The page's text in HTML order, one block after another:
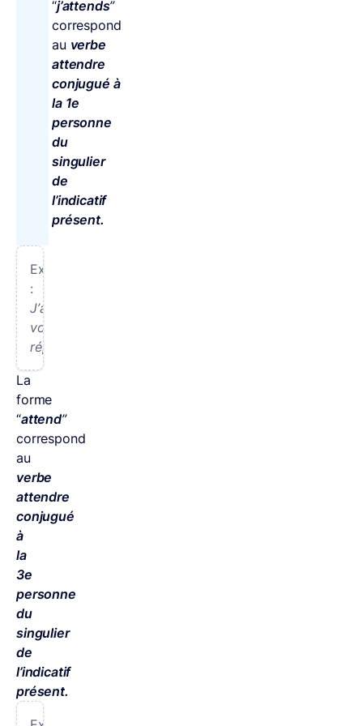
“j’attends”
correspond
au verbe
attendre
conjugué à
la 1e
personne
du
singulier
de
l’indicatif
présent.
Exemple
:
J’attends
votre
réponse.
La
forme
“attend”
correspond
au
verbe
attendre
conjugué
à
la
3e
personne
du
singulier
de
l’indicatif
présent.